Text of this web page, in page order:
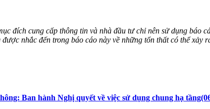
đích cung cấp thông tin và nhà đầu tư chỉ nên sử dụng báo
nhắc đến trong báo cáo này về những tổn thất có thể xảy
Ban hành Nghị quyết về việc sử dụng chung hạ tầng